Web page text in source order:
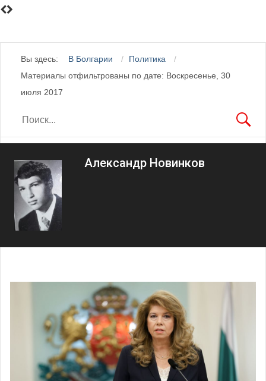
Вы здесь: В Болгарии
Политика
Материалы отфильтрованы по дате: Воскресенье, 30
июля 2017
Александр Новинков